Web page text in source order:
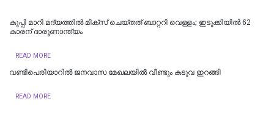
കുപ്പി മാറി മദ്യത്തില്‍ മിക്സ് ചെയ്തത് ബാറ്ററി വെള്ളം; ഇടുക്കിയില്‍ 62
കാരന് ദാരുണാന്ത്യം
READ MORE
വണ്ടിപെരിയാറില്‍ ജനവാസ മേഖലയില്‍ വീണ്ടും കടുവ ഇറങ്ങി
READ MORE